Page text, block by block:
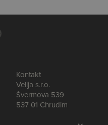
Kontakt
Velija s.r.o.
Švermova 539
537 01 Chrudim